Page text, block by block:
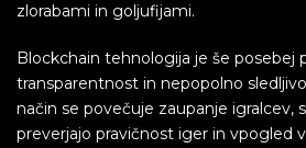
zlorabami in goljufijami.
Blockchain tehnologija je še posebej
transparentnost in nepopolno
način se povečuje zaupanje igralcev,
preverjajo pravičnost iger in vpogled